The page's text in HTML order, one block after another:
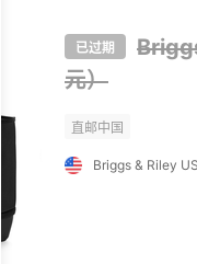
已过期
元）
Briggs & Riley US